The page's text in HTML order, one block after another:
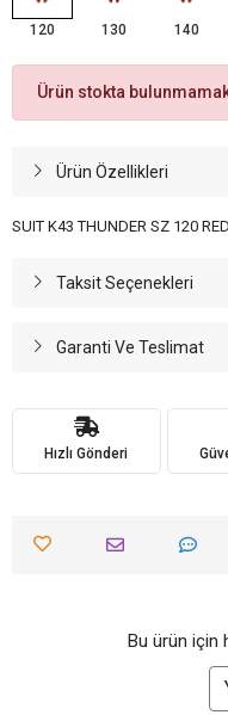
120 130 140
Ürün stokta
Ürün Özellikleri
SUIT K43 THUNDER SZ 120
Taksit Seçenekleri
Garanti Ve Teslimat
Hızlı Gönderi
Bu ürün için